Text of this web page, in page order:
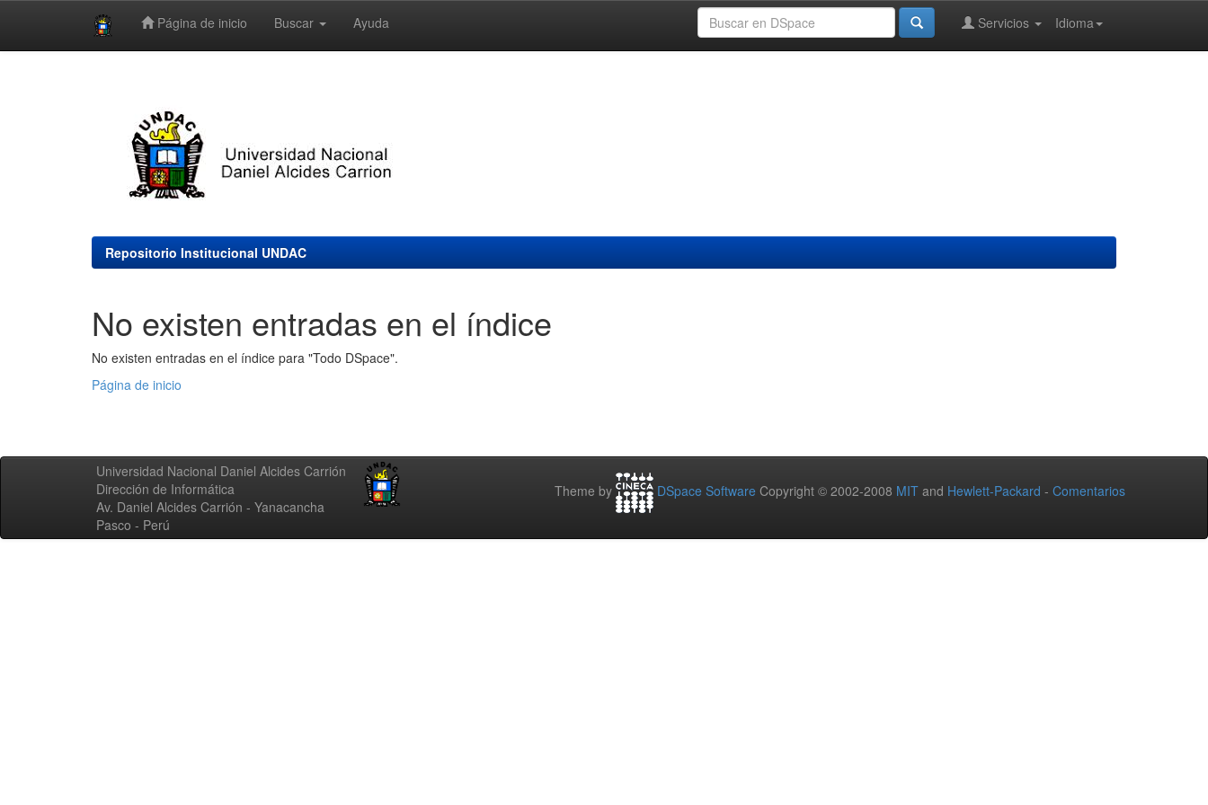
Página de inicio Buscar Ayuda Idioma
Servicios
Repositorio Institucional UNDAC
No existen entradas en el índice
No existen entradas en el índice para "Todo DSpace".
Página de inicio
Universidad Nacional Daniel Alcides Carrión
Dirección de Informática
Av. Daniel Alcides Carrión - Yanacancha
Pasco - Perú
Theme by DSpace Software Copyright © 2002-2008 MIT and Hewlett-Packard - Comentarios